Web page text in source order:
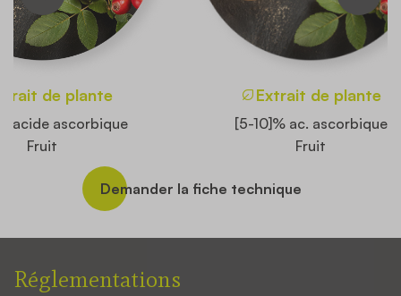
de plante
acide ascorbique
Fruit
Extrait de plante
[5-10]% ac. ascorbique
Fruit
Demander la fiche technique
Réglementations